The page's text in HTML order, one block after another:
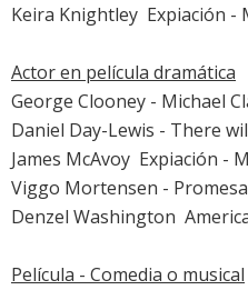
Keira Knightley Expiación -
Actor en película dramática
George Clooney - Michael
Daniel Day-Lewis - There
James McAvoy Expiación -
Viggo Mortensen -
Denzel Washington
Película - Comedia o musical